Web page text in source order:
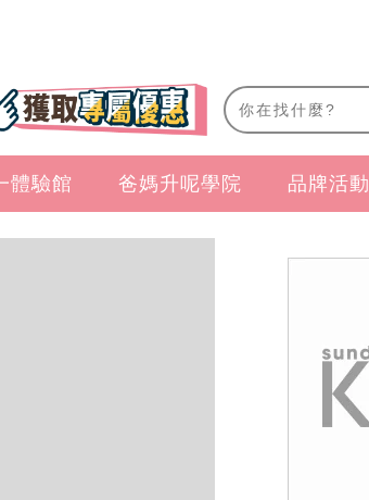
體驗館 爸媽升呢學院 品牌活動